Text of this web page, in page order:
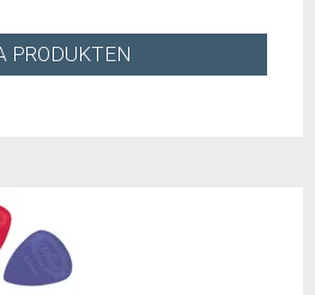
PRODUKTEN